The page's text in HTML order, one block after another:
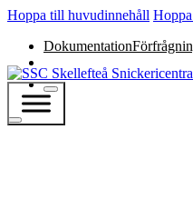
Hoppa till huvudinnehåll
Dokumentation